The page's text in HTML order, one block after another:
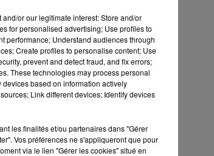
or our legitimate interest: Store and/or
for personalised advertising; Use profiles to
performance; Understand audiences through
Create profiles to personalise content; Use
prevent and detect fraud, and fix errors;
These technologies may process personal
based on information actively
Link different devices; Identify devices
les finalités et/ou partenaires dans "Gérer
Vos préférences ne s'appliqueront que pour
via le lien "Gérer les cookies" situé en